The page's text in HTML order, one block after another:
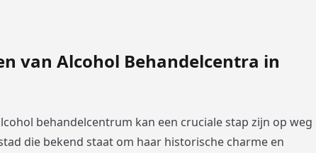
van Alcohol Behandelcentra in
behandelcentrum kan een cruciale stap zijn op weg
die bekend staat om haar historische charme en